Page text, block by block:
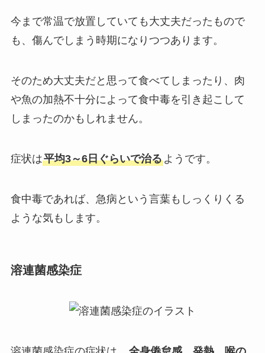
今まで常温で放置していても大丈夫だったもので
も、傷んでしまう時期になりつつあります。
そのため大丈夫だと思って食べてしまったり、肉
や魚の加熱不十分によって食中毒を引き起こして
しまったのかもしれません。
症状は平均3～6日ぐらいで治るようです。
食中毒であれば、急病という言葉もしっくりくる
ような気もします。
溶連菌感染症